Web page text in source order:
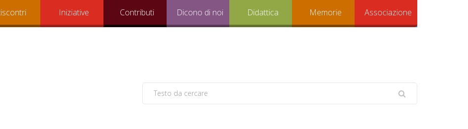
Iniziative Contributi Dicono di noi Didattica Memorie Associazione